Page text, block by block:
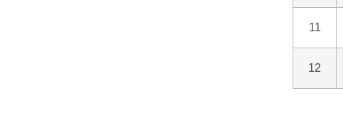
11
12